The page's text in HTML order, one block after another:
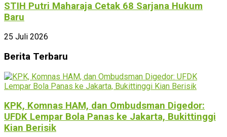
STIH Putri Maharaja Cetak 68 Sarjana Hukum
Baru
25 Juli 2026
Berita Terbaru
KPK, Komnas HAM, dan Ombudsman Digedor:
UFDK Lempar Bola Panas ke Jakarta, Bukittinggi
Kian Berisik